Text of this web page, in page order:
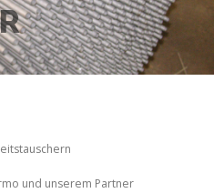
EN
R
und unserem Partner